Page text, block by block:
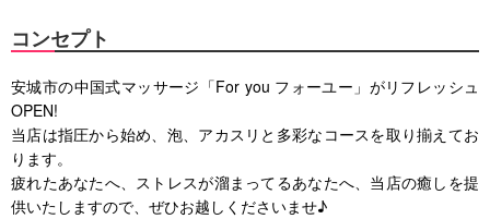
コンセプト
安城市の中国式マッサージ「For you フォーユー」がリフレッシュ
OPEN!
当店は指圧から始め、泡、アカスリと多彩なコースを取り揃えてお
ります。
疲れたあなたへ、ストレスが溜まってるあなたへ、当店の癒しを提
供いたしますので、ぜひお越しくださいませ♪